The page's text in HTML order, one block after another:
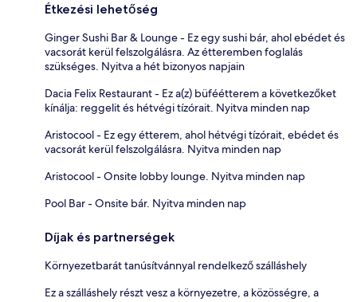
Étkezési lehetőség
Ginger Sushi Bar & Lounge - Ez egy sushi bár, ahol ebédet és
vacsorát kerül felszolgálásra. Az étteremben foglalás
szükséges. Nyitva a hét bizonyos napjain
Dacia Felix Restaurant - Ez a(z) büféétterem a következőket
kínálja: reggelit és hétvégi tízórait. Nyitva minden nap
Aristocool - Ez egy étterem, ahol hétvégi tízórait, ebédet és
vacsorát kerül felszolgálásra. Nyitva minden nap
Aristocool - Onsite lobby lounge. Nyitva minden nap
Pool Bar - Onsite bár. Nyitva minden nap
Díjak és partnerségek
Környezetbarát tanúsítvánnyal rendelkező szálláshely
Ez a szálláshely részt vesz a környezetre, a közösségre, a